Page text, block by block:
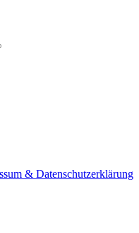
& Datenschutzerklärung